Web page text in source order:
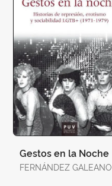
Gestos en la Noche
FERNÁNDEZ GALEANO,